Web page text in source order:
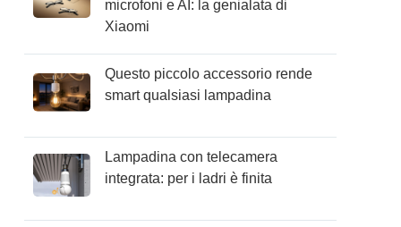
microfoni e AI: la genialata di
Xiaomi
Questo piccolo accessorio rende
smart qualsiasi lampadina
Lampadina con telecamera
integrata: per i ladri è finita